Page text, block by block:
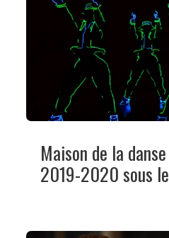
Maison de la
2019-2020 sous